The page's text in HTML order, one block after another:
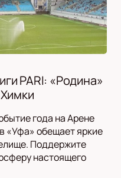
PARI: «Родина»
года на Арене
«Уфа» обещает яркие
Поддержите
настоящего